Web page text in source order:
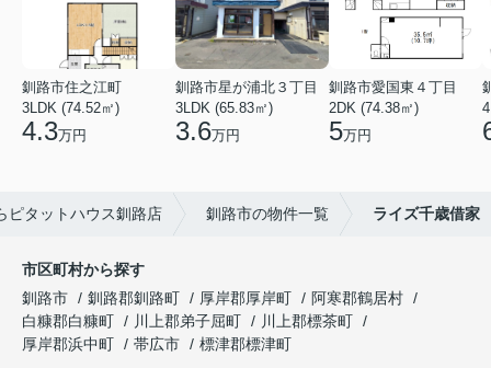
釧路市住之江町
3LDK (74.52㎡)
4.3万円
釧路市星が浦北３丁目
3LDK (65.83㎡)
3.6万円
釧路市愛国東４丁目
2DK (74.38㎡)
5万円
ピタットハウス釧路店 釧路市の物件一覧 ライズ千歳借家
市区町村から探す
釧路市
釧路郡釧路町 厚岸郡厚岸町
阿寒郡鶴居村
白糠郡白糠町
川上郡弟子屈町
川上郡標茶町
厚岸郡浜中町
帯広市
標津郡標津町